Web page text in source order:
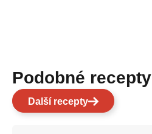
Podobné recepty
Další recepty